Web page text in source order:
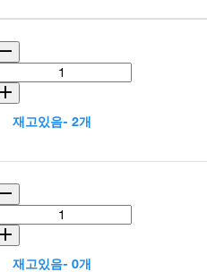
재고있음- 2개
재고있음- 0개